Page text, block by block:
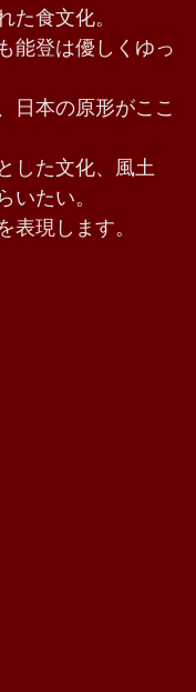
た食文化。
能登は優しくゆっ
日本の原形がここ
した文化、風土
いたい。
表現します。